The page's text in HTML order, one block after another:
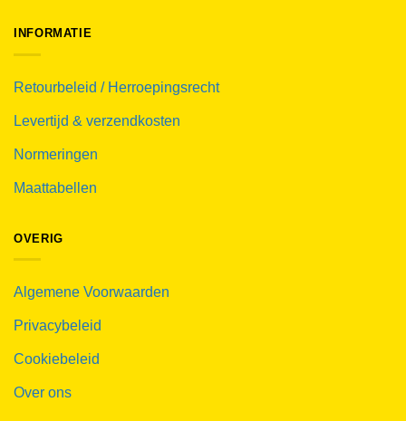
INFORMATIE
Retourbeleid / Herroepingsrecht
Levertijd & verzendkosten
Normeringen
Maattabellen
OVERIG
Algemene Voorwaarden
Privacybeleid
Cookiebeleid
Over ons